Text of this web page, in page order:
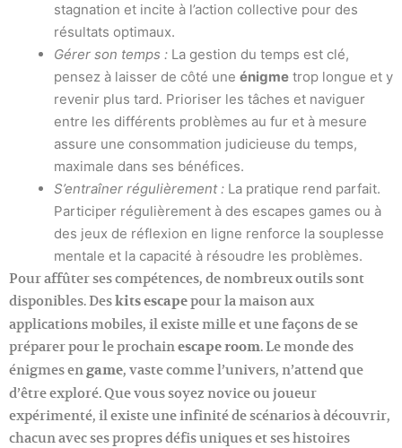
stagnation et incite à l’action collective pour des
résultats optimaux.
Gérer son temps : La gestion du temps est clé,
pensez à laisser de côté une énigme trop longue et y
revenir plus tard. Prioriser les tâches et naviguer
entre les différents problèmes au fur et à mesure
assure une consommation judicieuse du temps,
maximale dans ses bénéfices.
S’entraîner régulièrement : La pratique rend parfait.
Participer régulièrement à des escapes games ou à
des jeux de réflexion en ligne renforce la souplesse
mentale et la capacité à résoudre les problèmes.
Pour affûter ses compétences, de nombreux outils sont
disponibles. Deskits escapepour la maison aux
applications mobiles, il existe mille et une façons de se
préparer pour le prochainescape room. Le monde des
énigmes engame, vaste comme l’univers, n’attend que
d’être exploré. Que vous soyez novice ou joueur
expérimenté, il existe une infinité de scénarios à découvrir,
chacun avec ses propres défis uniques et ses histoires